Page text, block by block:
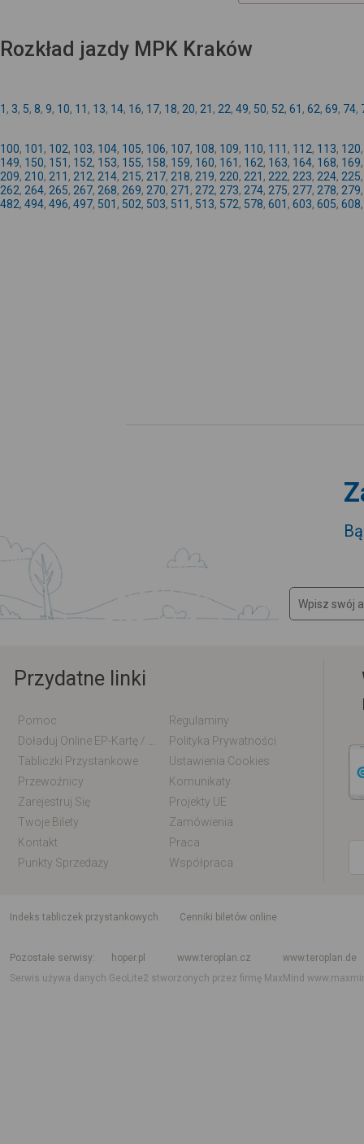
Rozkład jazdy MPK Kraków
1 , 3, 5, 8, 9, 10, 11 , 13, 14, 16, 17, 18, 20, 21 , 22, 49, 50, 52, 61 , 62, 69, 74,
100, 101 , 102, 103, 104, 105, 106, 107, 108, 109, 110, 111 , 112, 113, 120
149, 150, 151 , 152, 153, 155, 158, 159, 160, 161 , 162, 163, 164, 168, 169
209, 210, 211 , 212, 214, 215, 217, 218, 219, 220, 221 , 222, 223, 224, 225
262, 264, 265, 267, 268, 269, 270, 271 , 272, 273, 274, 275, 277, 278, 279
482, 494, 496, 497, 501 , 502, 503, 511 , 513, 572, 578, 601 , 603, 605, 608
Przydatne linki
Pomoc
Regulaminy
Polityka Prywatności
Tabliczki Przystankowe
Ustawienia Cookies
Przewoźnicy
Komunikaty
Zarejestruj Się
Projekty UE
Twoje Bilety
Zamówienia
Kontakt
Praca
Punkty Sprzedaży
Współpraca
indeks tabliczek przystankowych
Cenniki biletów online
Pozostałe serwisy
hoper.pl www.teroplan.cz
www.teroplan.de
Serwis używa danych GeoLite2 stworzonych przez firmę MaxMind